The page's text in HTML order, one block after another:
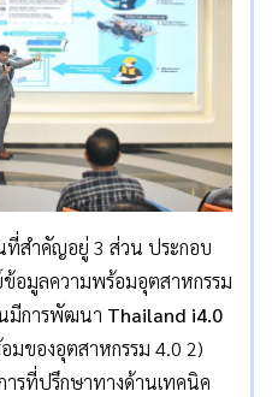
ที่สำคัญอยู่ 3 ส่วน ประกอบ
อมูลความพร้อมอุตสาหกรรม
มีการพัฒนา Thailand i4.0
มของอุตสาหกรรม 4.0 2)
ารที่ปรึกษาทางด้านเทคนิค